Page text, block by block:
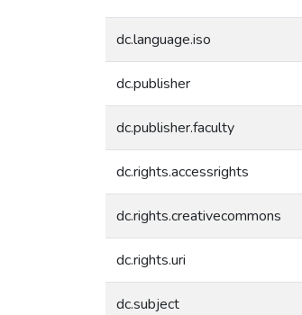
dc.language.iso
dc.publisher
dc.publisher.faculty
dc.rights.accessrights
dc.rights.creativecommons
dc.rights.uri
dc.subject